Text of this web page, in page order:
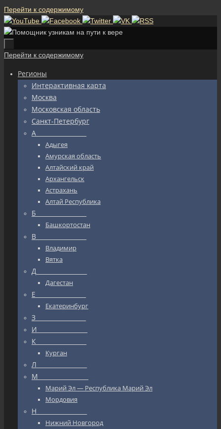
Перейти к содержимому
Перейти к содержимому
Регионы
Интерактивная карта
Москва
Московская область
Санкт-Петербург
А_________________
Адыгея
Амурская область
Алтайский край
Архангельск
Астрахань
Алтай Республика
Б_________________
Башкортостан
В_________________
Владимир
Вятка
Д_________________
Дагестан
Е_________________
Екатеринбург
З_________________
И_________________
К_________________
Курган
Л_________________
М_________________
Марий Эл — Республика Марий Эл
Мордовия
Н_________________
Нижний Новгород